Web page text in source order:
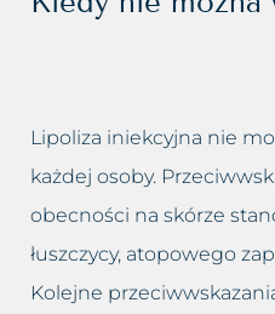
Lipoliza iniekcyjna nie
każdej osoby.
obecności na skórze
łuszczycy, atopowego
Kolejne